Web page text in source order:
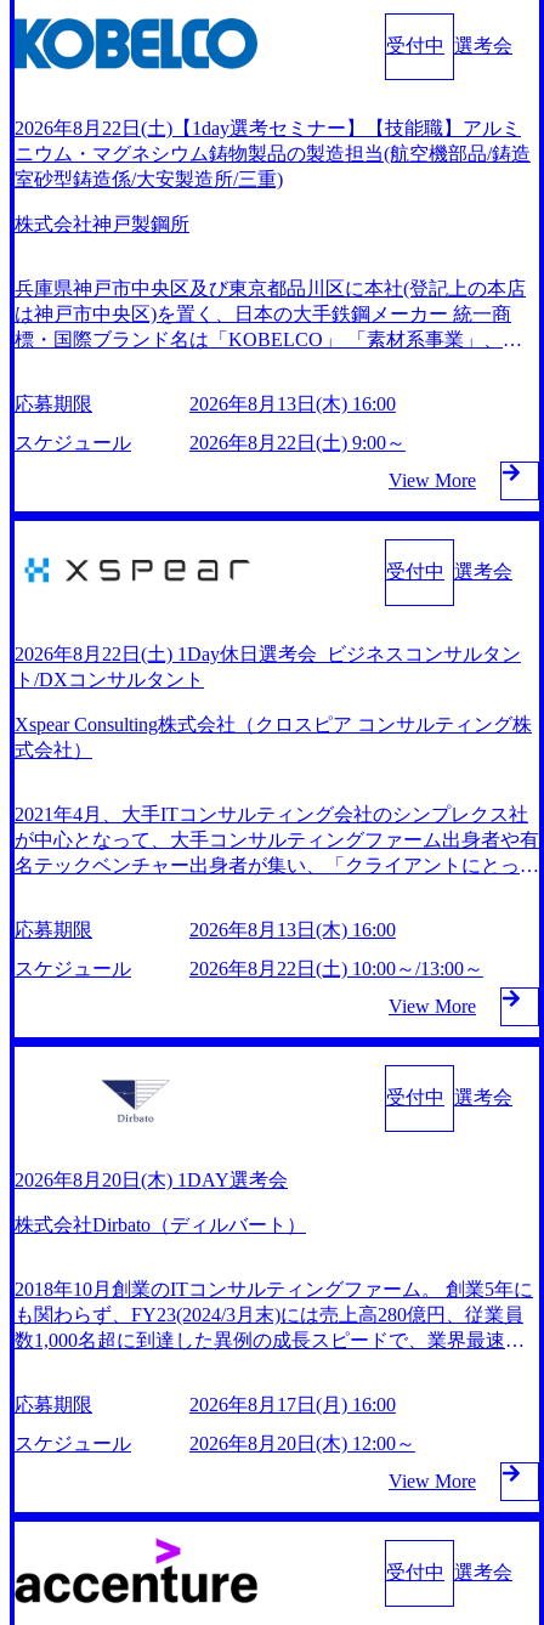
SUオープンポジション)【SCS SU】 ※当日は全体での会社
説明などはなく、個別選考のみの実施を予定しています ※1
名あたりの拘束時間は1時間～最大2時間半程度を想定してい
しておりますが、調整が叶わないケースもございます オン
ライン 書類選考通過者
ご都合が合わない方は別途調整いたします 初回プログラム :
ベイン東京オフィス(六本木) ※イベントによりオンラインま
たはオフラインの実施 ※東京オフィスのみのご応募となり
すのでご了承ください ● フルタイムでの職務経歴を2年以上
お持ちの方で、東京オフィスのコンサルタントポジションに
応募意思がある方 ● 英語・日本語ともにビジネスレベルの
方 ※日本語が母国語でない方は日本語能力試験N1または
それ相当の上級レベルの日本語力(会話・読解力)
ある会社」に4年連続ベストカンパニーに選出されている。
残業時間は平均30時間程度 事業/IT戦略立案や各種プロジェ
クトマネジメント、最先端テクノロジーの導入支援までワン
いうビジョンを掲げ、クライアント目線のきめ細やかな気配
りで、クライアントが本当に求めていることは何かを追究
し、本当に価値のある成果を提供している。 2015年創業な
がら、従業員数が1年で300人強増加の736名(2024年1月)に到
達。上場を目指し、さらに採用のスピードを上げている。
氏インタビュー】 (https://my-vision.co.jp/consulting-firm/northsa
nd/interview01) ノースサンドは2015年に設立され、前年比20
5%の売上成長を遂げるなど、急速な成長を遂げている。 ​ 新
トップで提供するコンサルティングファームである。 ​- 2025
る。 #### 企業魅力 「人」にフォーカスを当てたコンサルテ
ィング会社として、社員の人間力を強みとしたサービスを提
供している。 ​- - 2018年から6年連続で「働きがいのある会社
ベストカンパニー」に選出され、社員モチベーションが高い
と評価されている。 ​ 大手コンサルティングファームやSIe
r、事業会社出身者など、多様な経歴の社員が活躍してい
整備している。 ​ 月平均残業時間は25時間であり、ワークラ
イフバランスを重視した働き方が可能である。 ​ スポレク制
員同士の交流や健康をサポートする取り組みが充実してい
る。 2026年8月16日(日) 10:00～19:00予定 ※シニアコンサル
6年8月12日(水) 16:00 平日なかなか転職活動の時間が取れな
い方や、サクッと短期間で転職先を決めたい方へ。 1日で選
考が終了する、1day選考会のご案内です。 ●書類選考 →
へお進みいただいた方は、以下書類が必要となりますため、
併せて事前にご提出をお願いいたします。 ・前年の源泉徴
収票 ・給与明細3か月分 内定の場合は、後日、オファー面談
がございます。 書類選考通過後、一次面接時間と面接用UR
Lをご案内差し上げます。 ご応募時の履歴書にお写真添付無
き場合は、お写真付き履歴書データ(PDF)のご提出を面接前
日午前10時までにお願い致します。 オンラインでの面接と
なりますので、お時間になりましたらご案内のURLよりご
差し上げます。 一次面接通過の際は、二次面接のお時間も
ご案内差し上げますので、ご確認下さい。 二次面接結果
は、給与明細3ヶ月分等の書類提出から3日程度を目処に、メ
ールにてご案内差し上げます。 東京都中央区銀座4丁目12−1
Pタワー大阪17F 福岡県福岡市中央区天神1-1-1 アクロス福
岡12F 【本社】上記本社もしくは東京近郊のクライアント先
プロジェクトにより他拠点の案件にリモートで参画いただく
郊のクライアント先 プロジェクトにより他拠点の案件にリ
モートで参画いただくこともあります 【福岡営業所】上記
福岡営業所もしくは福岡近郊のクライアント先 プロジェク
トにより他拠点の案件にリモートで参画いただくこともあり
能場所あり)】だが、配属先により異なる オンライン ●以下
のいずれかに該当 ・IT領域におけるエンジニアの実務経験1
年以上 ※設計～開発のご経験(アプリ/インフラ不問) ・プロ
ジェクトマネジメント経験(3年以上) ・コンサルティングフ
受付中 選考会
2026年8月22日(土)【1day選考セミナー】【技能職】アルミ
ニウム・マグネシウム鋳物製品の製造担当(航空機部品/鋳造
室砂型鋳造係/大安製造所/三重)
株式会社神戸製鋼所
兵庫県神戸市中央区及び東京都品川区に本社(登記上の本店
は神戸市中央区)を置く、日本の大手鉄鋼メーカー 統一商
標・国際ブランド名は「KOBELCO」 「素材系事業」、
置付け事業を展開、アルミ缶やHDD等の生活日用品～航空
機～さらには、神鋼神戸発電所(石炭火力発電)が稼働してい
る発電事業まで、幅広い分野で価値を生み出し高い世界シェ
アを誇る製品を保有している 鉄鋼・非鉄金属及びその合金
の製造販売 鋳鉄品・鋳鍛鋼品及び非鉄合金の鋳鍛造品の製
造販売 電気供給事業 産業機械器具・輸送用機械器具・電気
機械器具及びその他の機械器具の製造販売 各種プラントの
エンジニアリング及び建設工事の請負等 鉄鋼アルミ・素形
素形材事業では自動車、航空機、鉄道、造船などの軽量化に
関する分野に注力し、国内トップクラスを堅持、溶接事業で
は溶接ソリューション企業としてアジアでのシェア獲得に向
け事業を展開している 機械・エンジニアリング領域で事業
展開 多種多様な製品設計技術や独自のプロセス技術を用い
にともなう廃棄物処理ビジネスなど、変化の激しい現代にお
いて新たに見られるニーズにも幅広く対応している 製鉄所
における自家発電のノウハウを発展させ電力事業を拡大 地
定・高効率なエネルギー供給と、環境負荷の低減を両立させ
ったエネルギーの有効活用に挑戦している 2026年8月22日
(土) 9:00～11:15開始 ※先着順で調整 ※10分前集合 2026年8
月13日(木) 16:00 ● コンテンツ 会社説明(大安)、面接(60分)、
筆記試験(120分)、アンケート記入 合計所要時間3時間 ● 応募
後のフロー 書類選考通過の場合、選考時間については別途
ご案内させていただきます。 大安製造所(三重県いなべ市 ※
三岐線梅戸井駅 徒歩約10分) ※交通費支給なし ※自動車可 ●
・工場での勤務のご経験 ・製造業での勤務のご経験 ・業界
応募期限
2026年8月13日(木) 16:00
スケジュール
2026年8月22日(土) 9:00～
View More
受付中 選考会
2026年8月22日(土) 1Day休日選考会_ビジネスコンサルタン
ト/DXコンサルタント
Xspear Consulting株式会社（クロスピア コンサルティング株
式会社）
2021年4月、大手ITコンサルティング会社のシンプレクス社
が中心となって、大手コンサルティングファーム出身者や有
名テックベンチャー出身者が集い、「クライアントにとって
う想いの下で立ち上げた新鋭ファーム テクノロジーがビジ
ネスの成功に大きな影響力を持つDX時代において、20年以
上にわたってFintech業界を中心に最先端テクノロジーを提供
してきたシンプレクスのノウハウを活かしつつ、あらゆる業
種・業界のクライアントの企業価値の最大化を支援するため
に、戦略策定、組織改革、人材育成、業務改善、実行支援な
どのコンサルティングサービスを一気通貫で提供するのが特
徴（いわゆる総合コンサルティングファーム） 社名の由来
は”DXエリアにSpir（槍）を指して切り開く””simplexないで
一昔前は金融が強い企業として認知されていたが、現在金融
の売上割合は全体の3割。現在はToC事業を始め、パブリッ
ク、製造業、通信、エンタメ、教育、保健など幅広く強みの
ン。 そのため、専門性を身に着けたい方でも幅広に経験を
積みたい方でも、キャリア形成が柔軟に可能な環境である。
https://storage.googleapis.com/our-vision-production.appspot.com/p
26007_1200x554.webp https://storage.googleapis.com/our-vision-pr
oduction.appspot.com/public/images/20250502152751_46c65543-8
7ef-4e86-a85a-8649e1c532f9_956x512.webp https://storage.google
apis.com/our-vision-production.appspot.com/public/images/2025050
2152804_ba6aaa1a-9ffc-4f2a-9b40-06fff8ee19af_961x517.webp htt
ps://storage.googleapis.com/our-vision-production.appspot.com/publ
ic/images/20250502152831_721b100c-62c9-4258-aa0e-971828981
15f_960x510.webp シンプレクス社は、FinTech領域に強みを
持つITコンサルティング会社で、NRI、NTTDATAと同じく
世界のFinTech RankingsTop 100企業にも選出されている。IT
応募期限
2026年8月13日(木) 16:00
スケジュール
2026年8月22日(土) 10:00～/13:00～
View More
受付中 選考会
2026年8月20日(木) 1DAY選考会
株式会社Dirbato（ディルバート）
2018年10月創業のITコンサルティングファーム。 創業5年に
も関わらず、FY23(2024/3月末)には売上高280億円、従業員
数1,000名超に到達した異例の成長スピードで、業界最速と
成⻑を遂げている。 現在コンサルティングファームでは外
資も含めて売上高TOP10にランクインしている。 主力事業
はITコンサルティング。幅広い業界の大企業を中心に、IT戦
略策定等の上流工程から実装・運用定着まで一気通貫で支援
している。 他方、インキュベーション事業を手掛けている
のも同社の特徴であり、 自社で新規事業開発も手掛けつ
つ、複数社への出資～ハンズオン支援も行っている。 (参考)
https://www.dirbato.co.jp/service/incubation.html (https://www.dirba
to.co.jp/service/incubation.html) 大手総合系コンサルティングフ
応募期限
2026年8月17日(月) 16:00
スケジュール
2026年8月20日(木) 12:00～
View More
受付中 選考会